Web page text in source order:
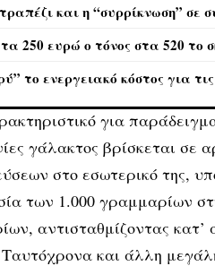
και η “συρρίκνωση” σε
250 ευρώ ο τόνος στα 520 το
το ενεργειακό κόστος για
για
γάλακτος βρίσκεται σε
στο εσωτερικό της,
των 1.000 γραμμαρίων
αντισταθμίζοντας
και άλλη